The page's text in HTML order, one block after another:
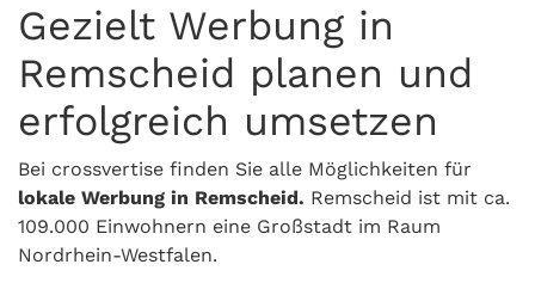
Gezielt Werbung in
Remscheid planen und
erfolgreich umsetzen
Bei crossvertise finden Sie alle Möglichkeiten für
lokale Werbung in Remscheid. Remscheid ist mit ca.
109.000 Einwohnern eine Großstadt im Raum
Nordrhein-Westfalen.